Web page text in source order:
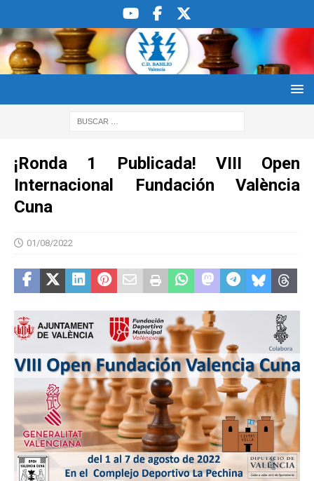
¡Ronda 1 Publicada! VIII Open
Internacional Fundación València
Cuna
01/08/2022